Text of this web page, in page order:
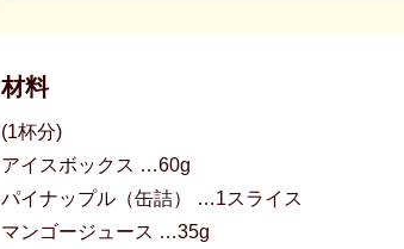
材料
(1杯分)
アイスボックス …60g
パイナップル（缶詰） …1スライス
マンゴージュース …35g